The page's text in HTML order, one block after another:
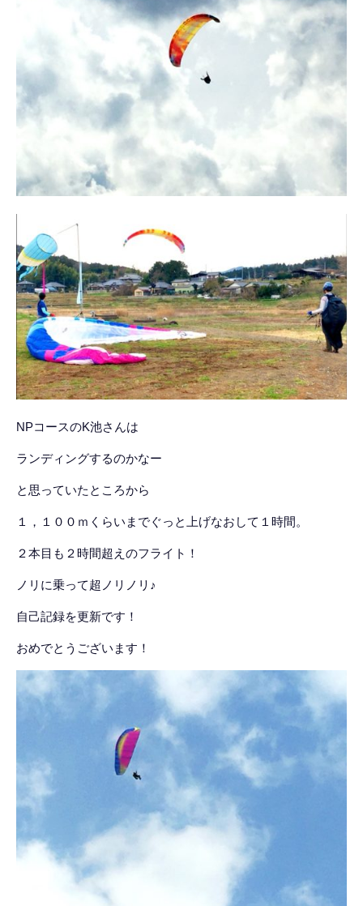
NPコースのK池さんは
ランディングするのかなー
と思っていたところから
１，１００ｍくらいまでぐっと上げなおして１時間。
２本目も２時間超えのフライト！
ノリに乗って超ノリノリ♪
自己記録を更新です！
おめでとうございます！